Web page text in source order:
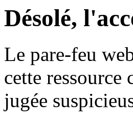
Désolé,
Le pare-feu
cette ressource
jugée